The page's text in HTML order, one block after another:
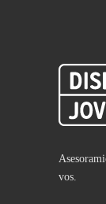
vos.